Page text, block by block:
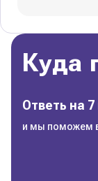
Куда
Ответь на
и мы поможем